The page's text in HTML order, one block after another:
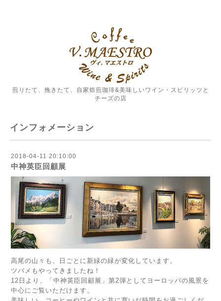
煎りたて、挽きたて、自家焙煎珈琲&美味しいワイン・スピリッツと
チーズの店
インフォメーション
2018-04-11 20:10:00
中神英臣回顧展
高尾の山々も、日ごとに新緑の緑が変化しています。
ツバメもやってきましたね！
12日より、「中神英臣回顧展」第2弾としてヨーロッパの風景を
中心にご覧いただけます。